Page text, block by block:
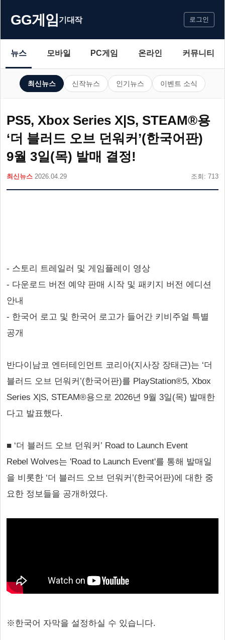
GG게임기대작 로그인
뉴스 모바일 PC게임 온라인 커뮤니티
최신뉴스 신작뉴스 인기뉴스 이벤트 소식
PS5, Xbox Series X|S, STEAM®용
‘더 블러드 오브 던워커’(한국어판)
9월 3일(목) 발매 결정!
최신뉴스 2026.04.29 조회: 713
- 스토리 트레일러 및 게임플레이 영상
- 다운로드 버전 예약 판매 시작 및 패키지 버전 에디션
안내
- 한국어 로고 및 한국어 로고가 들어간 키비주얼 특별
공개
반다이남코 엔터테인먼트 코리아(지사장 장태근)는 ‘더
블러드 오브 던워커’(한국어판)를 PlayStation®5, Xbox
Series X|S, STEAM®용으로 2026년 9월 3일(목) 발매한
다고 발표했다.
■ ‘더 블러드 오브 던워커’ Road to Launch Event
Rebel Wolves는 'Road to Launch Event'를 통해 발매일
을 비롯한 ‘더 블러드 오브 던워커’(한국어판)에 대한 중
요한 정보들을 공개하였다.
※한국어 자막을 설정하실 수 있습니다.